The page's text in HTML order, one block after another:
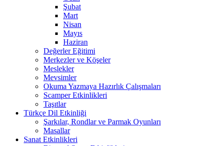
Şubat
Mart
Nisan
Mayıs
Haziran
Değerler Eğitimi
Merkezler ve Köşeler
Meslekler
Mevsimler
Okuma Yazmaya Hazırlık Çalışmaları
Scamper Etkinlikleri
Taşıtlar
Türkçe Dil Etkinliği
Şarkılar, Rondlar ve Parmak Oyunları
Masallar
Sanat Etkinlikleri